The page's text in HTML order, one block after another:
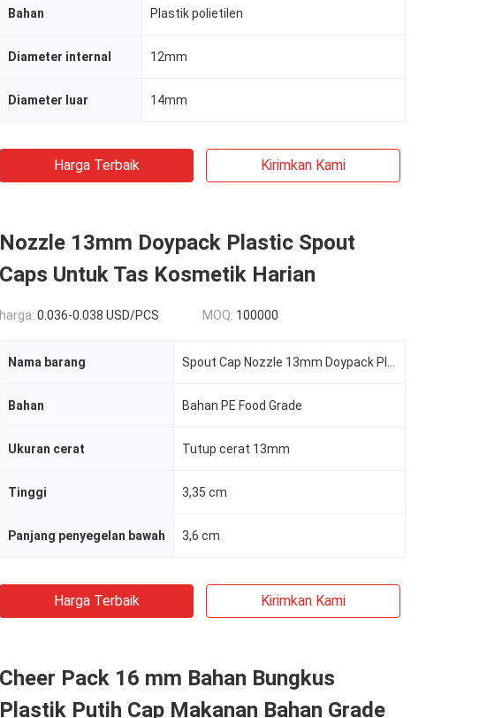
Bahan Plastik polietilen
Diameter internal 12mm
Diameter luar 14mm
Harga Terbaik Kirimkan Kami
Nozzle 13mm Doypack Plastic Spout
Caps Untuk Tas Kosmetik Harian
harga: 0.036-0.038 USD/PCS MOQ: 100000
Nama barang
Bahan Bahan PE Food Grade
Ukuran cerat Tutup cerat 13mm
Tinggi 3,35 cm
Panjang penyegelan bawah 3,6 cm
Harga Terbaik Kirimkan Kami
Cheer Pack 16 mm Bahan Bungkus
Plastik Putih Cap Makanan Bahan Grade